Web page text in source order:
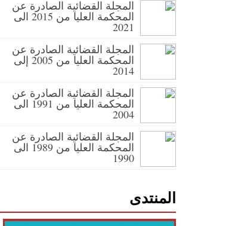
المجلة القضائية الصادرة عن
المحكمة العليا من 2015 الى
2021
المجلة القضائية الصادرة عن
المحكمة العليا من 2005 إلى
2014
المجلة القضائية الصادرة عن
المحكمة العليا من 1991 الى
2004
المجلة القضائية الصادرة عن
المحكمة العليا من 1989 الى
1990
المنتدى